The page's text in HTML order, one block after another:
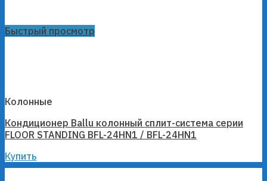
Быстрый просмотр
Колонные
Кондиционер Ballu колонный сплит-система серии
FLOOR STANDING BFL-24HN1 / BFL-24HN1
Купить